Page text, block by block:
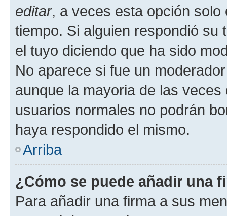
editar, a veces esta opción
tiempo. Si alguien respondió
el tuyo diciendo que ha sido
No aparece si fue un
aunque la mayoria de las
usuarios normales no podrán
haya respondido el mismo.
Arriba
¿Cómo se puede añadir una
Para añadir una firma a sus